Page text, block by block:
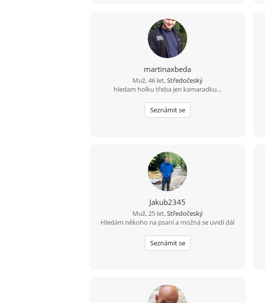
martinaxbeda
Muž, 46 let,Středočeský
hledam holku třeba jen kamaradku...
Seznámit se
Jakub2345
Muž, 25 let,Středočeský
Hledám někoho na psaní a možná se uvidí dál
Seznámit se